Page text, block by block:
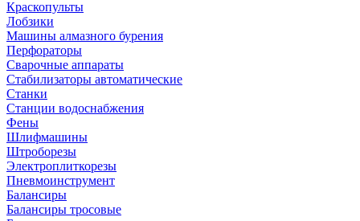
Краскопульты
Лобзики
Машины алмазного бурения
Перфораторы
Сварочные аппараты
Стабилизаторы автоматические
Станки
Станции водоснабжения
Фены
Шлифмашины
Штроборезы
Электроплиткорезы
Пневмоинструмент
Балансиры
Балансиры тросовые